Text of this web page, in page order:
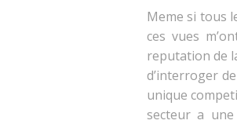
Meme si tous
ces vues
reputation de
d’interroger
unique
secteur a